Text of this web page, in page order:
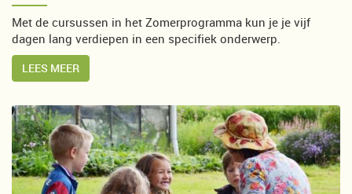
Met de cursussen in het Zomerprogramma kun je je vijf
dagen lang verdiepen in een specifiek onderwerp.
LEES MEER